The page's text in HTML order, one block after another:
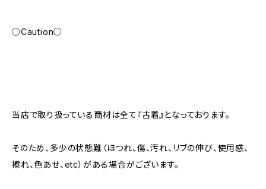
○Caution○
当店で取り扱っている商材は全て『古着』となっております。
そのため、多少の状態難（ほつれ、傷、汚れ、リブの伸び、使用感、
擦れ、色あせ、etc）がある場合がございます。